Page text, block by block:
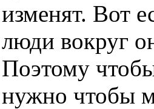
изменят. Вот
люди вокруг
Поэтому
нужно чтобы